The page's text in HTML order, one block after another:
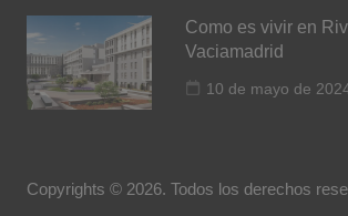
Como es vivir en
Vaciamadrid
10 de mayo de
Copyrights © 2026. Todos los derechos